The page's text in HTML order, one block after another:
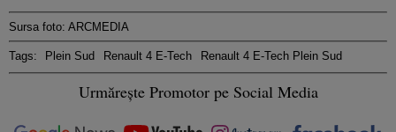
Sursa foto: ARCMEDIA
Tags: Plein Sud Renault 4 E-Tech Renault 4 E-Tech Plein Sud
Urmărește Promotor pe Social Media